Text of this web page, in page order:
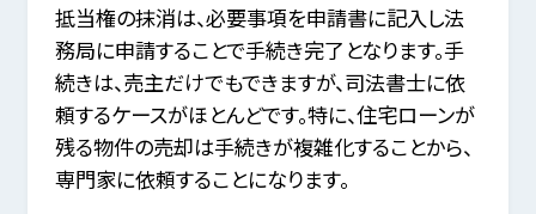
抵当権の抹消は、必要事項を申請書に記入し法
務局に申請することで手続き完了となります。手
続きは、売主だけでもできますが、司法書士に依
頼するケースがほとんどです。特に、住宅ローンが
残る物件の売却は手続きが複雑化することから、
専門家に依頼することになります。